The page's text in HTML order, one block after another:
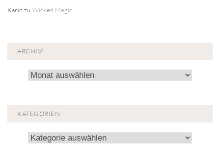
Karinzu Wicked Magic
ARCHIV!
Archiv!
KATEGORIEN
Kategorien